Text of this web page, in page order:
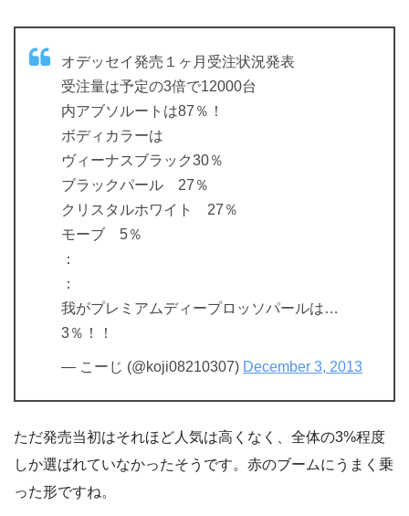
オデッセイ発売１ヶ月受注状況発表
受注量は予定の3倍で12000台
内アブソルートは87％！
ボディカラーは
ヴィーナスブラック30％
ブラックパール 27％
クリスタルホワイト 27％
モーブ 5％
：
：
我がプレミアムディープロッソパールは…
3％！！
— こーじ (@koji08210307) December 3, 2013
ただ発売当初はそれほど人気は高くなく、全体の3%程度
しか選ばれていなかったそうです。赤のブームにうまく乗
った形ですね。